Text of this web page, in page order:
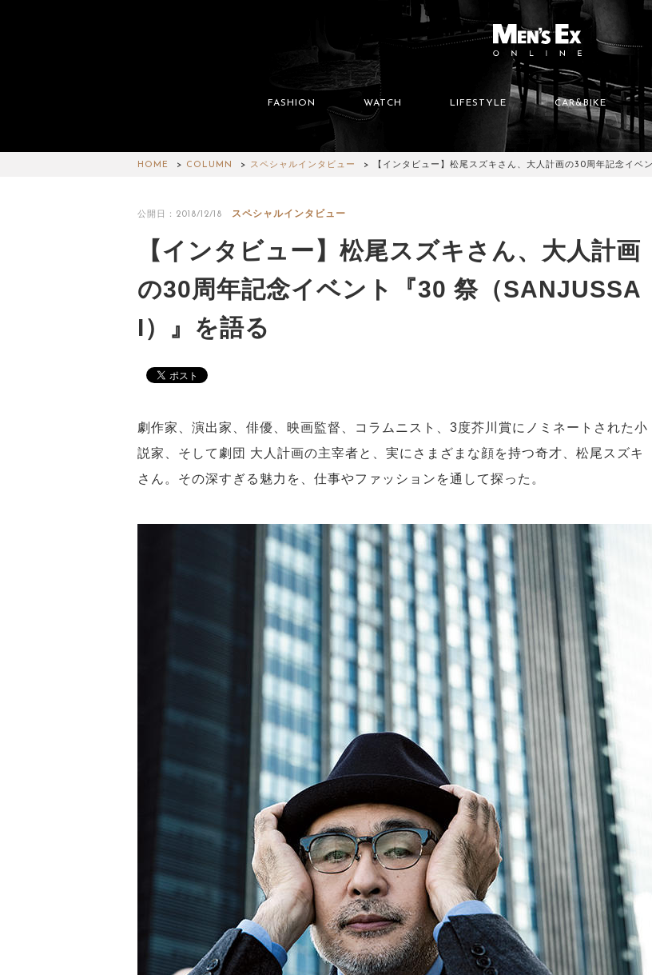
FASHION WATCH LIFESTYLE CAR&BIKE
HOME COLUMN スペシャルインタビュー 【インタビュー】松尾スズキさん、大人計画の30周年記念イ
公開日：2018/12/18 スペシャルインタビュー
【インタビュー】松尾スズキさん、大人計画
の30周年記念イベント『30 祭（SANJUSSA
I）』を語る
劇作家、演出家、俳優、映画監督、コラムニスト、3度芥川賞にノミネートされた小
説家、そして劇団 大人計画の主宰者と、実にさまざまな顔を持つ奇才、松尾スズキ
さん。その深すぎる魅力を、仕事やファッションを通して探った。